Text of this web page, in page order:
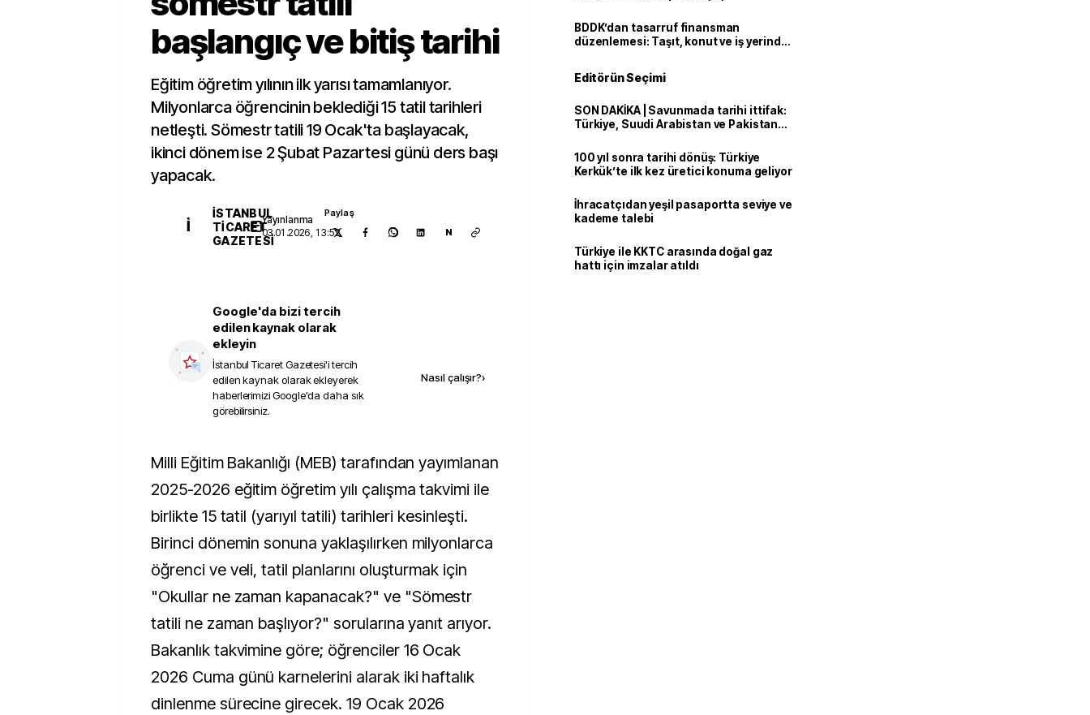
başlangıç ve bitiş tarihi
Eğitim öğretim yılının ilk yarısı tamamlanıyor.
Milyonlarca öğrencinin beklediği 15 tatil tarihleri
netleşti. Sömestr tatili 19 Ocak'ta başlayacak,
ikinci dönem ise 2 Şubat Pazartesi günü ders başı
yapacak.
İ
İSTANBUL
TICARET
GAZETESI
Yayınlanma
03.01.2026, 13:52
Paylaş
N
Google'da bizi tercih
edilen kaynak olarak
ekleyin
İstanbul Ticaret Gazetesi'i tercih
edilen kaynak olarak ekleyerek
haberlerimizi Google'da daha sık
görebilirsiniz.
Nasıl çalışır?›
Milli Eğitim Bakanlığı (MEB) tarafından yayımlanan
2025-2026 eğitim öğretim yılı çalışma takvimi ile
birlikte 15 tatil (yarıyıl tatili) tarihleri kesinleşti.
Birinci dönemin sonuna yaklaşılırken milyonlarca
öğrenci ve veli, tatil planlarını oluşturmak için
"Okullar ne zaman kapanacak?" ve "Sömestr
tatili ne zaman başlıyor?" sorularına yanıt arıyor.
Bakanlık takvimine göre; öğrenciler 16 Ocak
2026 Cuma günü karnelerini alarak iki haftalık
dinlenme sürecine girecek. 19 Ocak 2026
BDDK’dan tasarruf finansman
düzenlemesi: Taşıt, konut ve iş yerinde
Editörün Seçimi
SON DAKİKA | Savunmada tarihi ittifak:
Türkiye, Suudi Arabistan ve Pakistan
100 yıl sonra tarihi dönüş: Türkiye
Kerkük’te ilk kez üretici konuma geliyor
İhracatçıdan yeşil pasaportta seviye ve
kademe talebi
Türkiye ile KKTC arasında doğal gaz
hattı için imzalar atıldı